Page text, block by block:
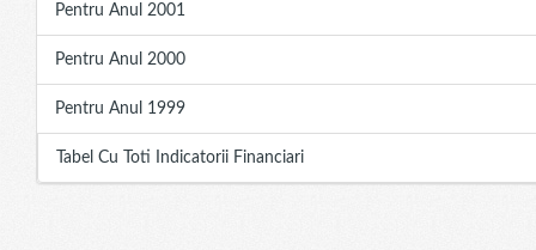
Pentru Anul 2001
Pentru Anul 2000
Pentru Anul 1999
Tabel Cu Toti Indicatorii Financiari